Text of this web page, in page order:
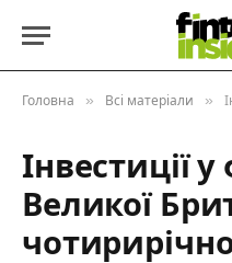
Головна » Всі матеріали »
Інвестиції у
Великої